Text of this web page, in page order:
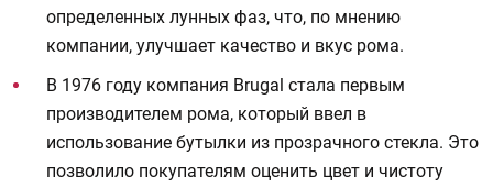
определенных лунных фаз, что, по мнению
компании, улучшает качество и вкус рома.
В 1976 году компания Brugal стала первым
производителем рома, который ввел в
использование бутылки из прозрачного стекла. Это
позволило покупателям оценить цвет и чистоту